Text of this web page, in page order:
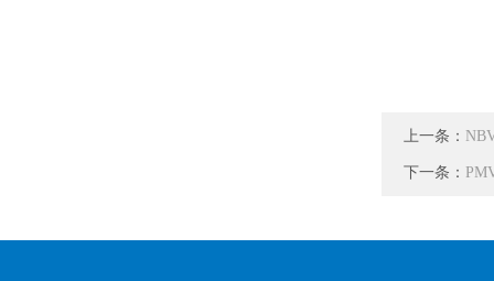
上一条：
下一条：